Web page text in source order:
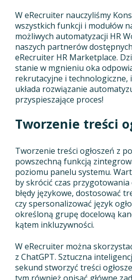
W eRecruiter nauczyliśmy
wszystkich funkcji i modułów
możliwych automatyzacji HR
naszych partnerów
eRecruiter HR Marketplace.
stanie w mgnieniu oka
rekrutacyjne i technologiczne,
układa rozwiązanie
przyspieszające proces!
Tworzenie treści
Tworzenie treści ogłoszeń z
powszechną funkcją
poziomu panelu systemu.
by skrócić czas
błędy językowe, dostosować
czy spersonalizować język
określoną grupę docelową
kątem inkluzywności.
W eRecruiter można
z ChatGPT. Sztuczna
sekund stworzyć treści